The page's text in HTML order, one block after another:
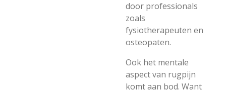
door professionals
zoals
fysiotherapeuten en
osteopaten.
Ook het mentale
aspect van rugpijn
komt aan bod. Want